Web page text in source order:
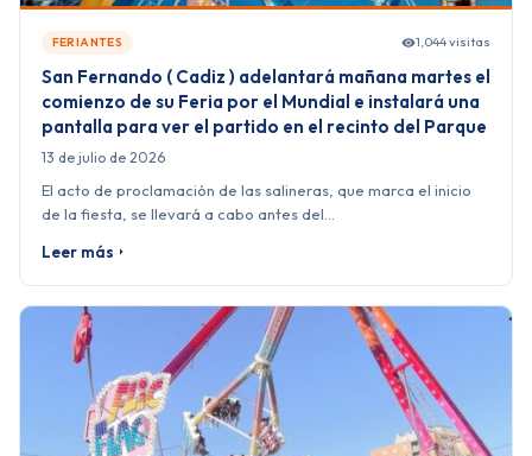
FERIANTES 1,044 visitas
San Fernando ( Cadiz ) adelantará mañana martes el
comienzo de su Feria por el Mundial e instalará una
pantalla para ver el partido en el recinto del Parque
13 de julio de 2026
El acto de proclamación de las salineras, que marca el inicio
de la fiesta, se llevará a cabo antes del…
Leer más